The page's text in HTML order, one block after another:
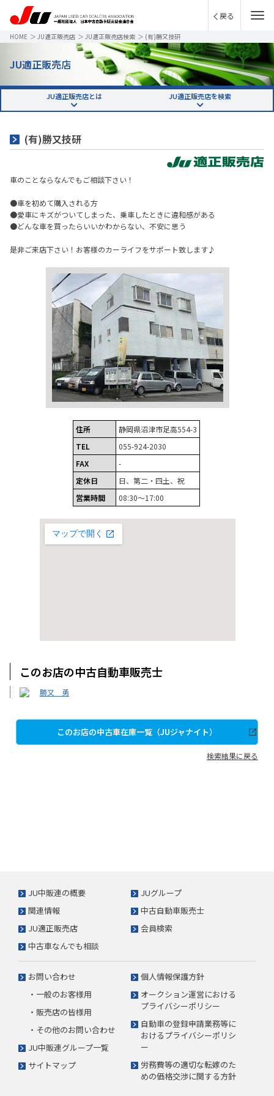
戻る
HOME ＞ JU適正販売店 ＞ JU適正販売店検索 ＞ (有)勝又技研
JU適正販売店
JU適正販売店とは JU適正販売店を検索
(有)勝又技研
車のことならなんでもご相談下さい！
●車を初めて購入される方
●愛車にキズがついてしまった、乗車したときに違和感がある
●どんな車を買ったらいいかわからない、不安に思う
是非ご来店下さい！お客様のカーライフをサポート致します♪
住所
静岡県沼津市足高554-3
TEL
055-924-2030
FAX
-
定休日
日、第二・四土、祝
営業時間
08:30～17:00
このお店の中古自動車販売士
勝又 勇
このお店の中古車在庫一覧（JUジャナイト）
検索結果に戻る
JU中販連の概要
JUグループ
関連情報
中古自動車販売士
JU適正販売店
会員検索
中古車なんでも相談
お問い合わせ
・一般のお客様用
・販売店の皆様用
・その他のお問い合わせ
JU中販連グループ一覧
サイトマップ
個人情報保護方針
オークション運営における
プライバシーポリシー
自動車の登録申請業務等に
おけるプライバシーポリシ
ー
労務費等の適切な転嫁のた
めの価格交渉に関する方針